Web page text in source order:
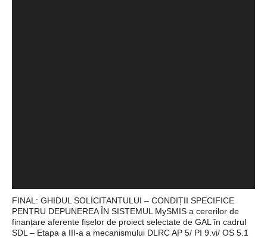
FINAL: GHIDUL SOLICITANTULUI – CONDIȚII SPECIFICE
PENTRU DEPUNEREA ÎN SISTEMUL MySMIS a cererilor de
finanțare aferente fișelor de proiect selectate de GAL în cadrul
SDL – Etapa a III-a a mecanismului DLRC AP 5/ PI 9.vi/ OS 5.1